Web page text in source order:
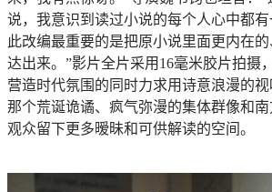
说，我意识到读过小说的每个人心中都
此改编最重要的是把原小说里面更内在
达出来。”影片全片采用16毫米胶片拍摄
营造时代氛围的同时力求用诗意浪漫的
那个荒诞诡谲、疯气弥漫的集体群像和
观众留下更多暧昧和可供解读的空间。